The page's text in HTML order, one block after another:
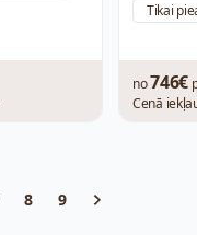
Tikai
no746€
Cenā
8 9